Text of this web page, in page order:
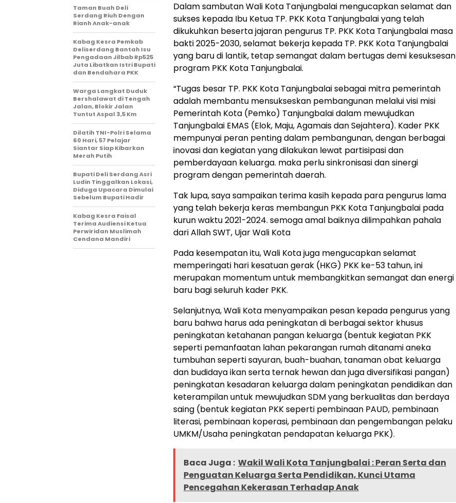
Dalam sambutan Wali Kota Tanjungbalai mengucapkan selamat dan
sukses kepada Ibu Ketua TP. PKK Kota Tanjungbalai yang telah
dikukuhkan beserta jajaran pengurus TP. PKK Kota Tanjungbalai masa
bakti 2025-2030, selamat bekerja kepada TP. PKK Kota Tanjungbalai
yang baru di lantik, tetap semangat dalam bertugas demi kesuksesan
program PKK Kota Tanjungbalai.
“Tugas besar TP. PKK Kota Tanjungbalai sebagai mitra pemerintah
adalah membantu mensukseskan pembangunan melalui visi misi
Pemerintah Kota (Pemko) Tanjungbalai dalam mewujudkan
Tanjungbalai EMAS (Elok, Maju, Agamais dan Sejahtera). Kader PKK
mempunyai peran penting dalam pembangunan, dengan berbagai
inovasi dan kegiatan yang dilakukan lewat partisipasi dan
pemberdayaan keluarga. maka perlu sinkronisasi dan sinergi
program dengan pemerintah daerah.
Tak lupa, saya sampaikan terima kasih kepada para pengurus lama
yang telah bekerja keras membangun PKK Kota Tanjungbalai pada
kurun waktu 2021-2024. semoga amal baiknya dilimpahkan pahala
dari Allah SWT, Ujar Wali Kota
Pada kesempatan itu, Wali Kota juga mengucapkan selamat
memperingati hari kesatuan gerak (HKG) PKK ke-53 tahun, ini
merupakan momentum untuk membangkitkan semangat dan energi
baru bagi seluruh kader PKK.
Selanjutnya, Wali Kota menyampaikan pesan kepada pengurus yang
baru bahwa harus ada peningkatan di berbagai sektor khusus
peningkatan ketahanan pangan keluarga (bentuk kegiatan PKK
seperti pemanfaatan lahan pekarangan rumah ditanami aneka
tumbuhan seperti sayuran, buah-buahan, tanaman obat keluarga
dan budidaya ikan serta ternak hewan dan juga diversifikasi pangan)
peningkatan kesadaran keluarga dalam peningkatan pendidikan dan
keterampilan untuk mewujudkan SDM yang berkualitas dan berdaya
saing (bentuk kegiatan PKK seperti pembinaan PAUD, pembinaan
literasi, pembinaan koperasi, pembinaan dan pengembangan pelaku
UMKM/Usaha peningkatan pendapatan keluarga PKK).
Baca Juga : Wakil Wali Kota Tanjungbalai : Peran Serta dan
Penguatan Keluarga Serta Pendidikan, Kunci Utama
Pencegahan Kekerasan Terhadap Anak
Taman Buah Deli
Serdang Riuh Dengan
Rianh Anak-anak
Kabag Kesra Pemkab
Deliserdang Bantah Isu
Pengadaan Jilbab Rp525
Juta Libatkan Istri Bupati
dan Bendahara PKK
Warga Langkat Duduk
Bershalawat di Tengah
Jalan, Blokir Jalan
Tuntut Aspal 3,5 Km
Dilatih TNI-Polri Selama
60 Hari, 57 Pelajar
Siantar Siap Kibarkan
Merah Putih
Bupati Deli Serdang Asri
Ludin Tinggalkan Lokasi,
Diduga Upacara Dimulai
Sebelum Bupati Hadir
Kabag Kesra Faisal
Terima Audiensi Ketua
Perwiridan Muslimah
Cendana Mandiri